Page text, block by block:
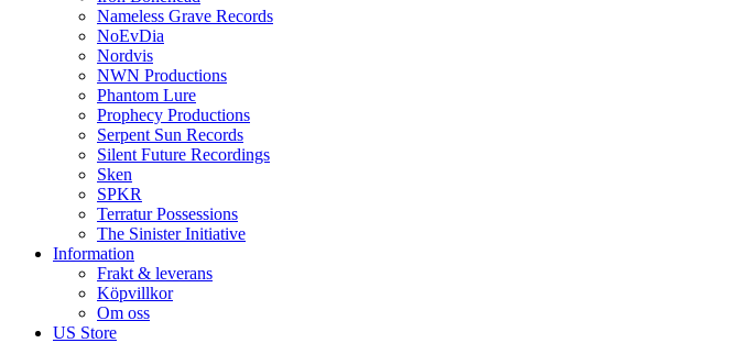
Nameless Grave Records
NoEvDia
Nordvis
NWN Productions
Phantom Lure
Prophecy Productions
Serpent Sun Records
Silent Future Recordings
Sken
SPKR
Terratur Possessions
The Sinister Initiative
Information
Frakt & leverans
Köpvillkor
Om oss
US Store